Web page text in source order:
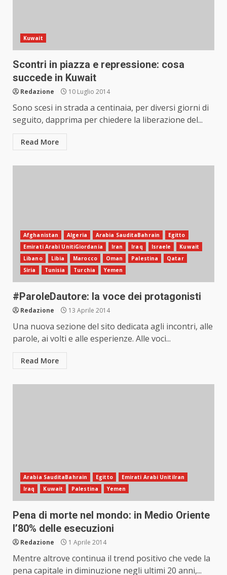
Kuwait
Scontri in piazza e repressione: cosa
succede in Kuwait
Redazione 10 Luglio 2014
Sono scesi in strada a centinaia, per diversi giorni di
seguito, dapprima per chiedere la liberazione del...
Read More
Afghanistan Algeria Arabia SauditaBahrain
Egitto
Emirati Arabi UnitiGiordania
Iran Iraq Israele
Kuwait
Libano
Libia Marocco Oman Palestina
Qatar
Siria
Tunisia Turchia Yemen
#ParoleDautore: la voce dei protagonisti
Redazione 13 Aprile 2014
Una nuova sezione del sito dedicata agli incontri, alle
parole, ai volti e alle esperienze. Alle voci...
Read More
Arabia SauditaBahrain Egitto
Emirati Arabi UnitiIran
Iraq
Kuwait Palestina Yemen
Pena di morte nel mondo: in Medio Oriente
l’80% delle esecuzioni
Redazione 1 Aprile 2014
Mentre altrove continua il trend positivo che vede la
pena capitale in diminuzione negli ultimi 20 anni,...